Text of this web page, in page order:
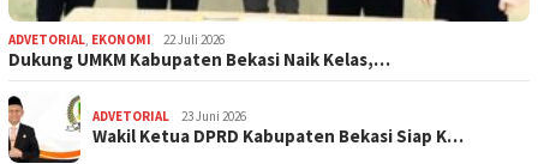
ADVETORIAL, EKONOMI 22 Juli 2026
Dukung UMKM Kabupaten Bekasi Naik Kelas,…
ADVETORIAL 23 Juni 2026
Wakil Ketua DPRD Kabupaten Bekasi Siap K…